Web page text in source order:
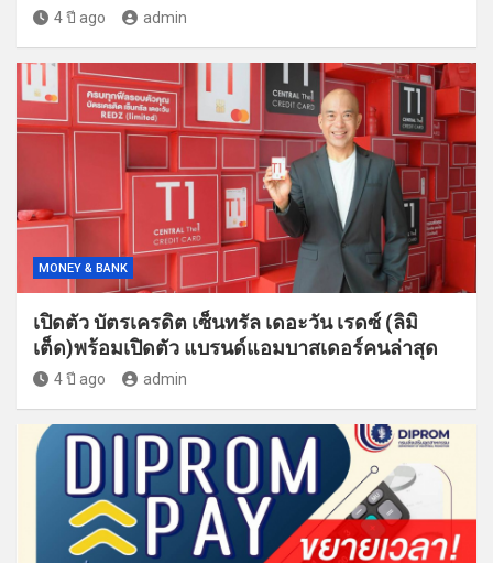
4 ปี ago admin
MONEY & BANK
เปิดตัว บัตรเครดิต เซ็นทรัล เดอะวัน เรดซ์ (ลิมิ
เต็ด)พร้อมเปิดตัว แบรนด์แอมบาสเดอร์คนล่าสุด
4 ปี ago admin